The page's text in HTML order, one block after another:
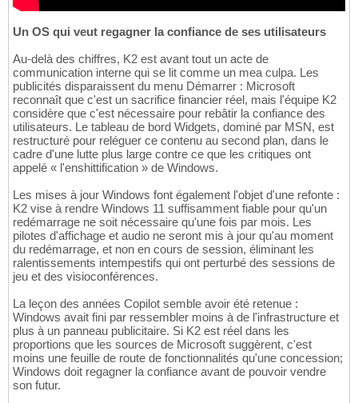
Un OS qui veut regagner la confiance de ses utilisateurs
Au-delà des chiffres, K2 est avant tout un acte de
communication interne qui se lit comme un mea culpa. Les
publicités disparaissent du menu Démarrer : Microsoft
reconnaît que c'est un sacrifice financier réel, mais l'équipe K2
considère que c'est nécessaire pour rebâtir la confiance des
utilisateurs. Le tableau de bord Widgets, dominé par MSN, est
restructuré pour reléguer ce contenu au second plan, dans le
cadre d'une lutte plus large contre ce que les critiques ont
appelé « l'enshittification » de Windows.
Les mises à jour Windows font également l'objet d'une refonte :
K2 vise à rendre Windows 11 suffisamment fiable pour qu'un
redémarrage ne soit nécessaire qu'une fois par mois. Les
pilotes d'affichage et audio ne seront mis à jour qu'au moment
du redémarrage, et non en cours de session, éliminant les
ralentissements intempestifs qui ont perturbé des sessions de
jeu et des visioconférences.
La leçon des années Copilot semble avoir été retenue :
Windows avait fini par ressembler moins à de l'infrastructure et
plus à un panneau publicitaire. Si K2 est réel dans les
proportions que les sources de Microsoft suggèrent, c'est
moins une feuille de route de fonctionnalités qu'une concession;
Windows doit regagner la confiance avant de pouvoir vendre
son futur.